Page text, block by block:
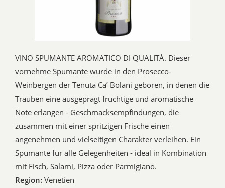
VINO SPUMANTE AROMATICO DI QUALITÀ. Dieser
vornehme Spumante wurde in den Prosecco-
Weinbergen der Tenuta Ca’ Bolani geboren, in denen die
Trauben eine ausgeprägt fruchtige und aromatische
Note erlangen - Geschmacksempfindungen, die
zusammen mit einer spritzigen Frische einen
angenehmen und vielseitigen Charakter verleihen. Ein
Spumante für alle Gelegenheiten - ideal in Kombination
mit Fisch, Salami, Pizza oder Parmigiano.
Region: Venetien